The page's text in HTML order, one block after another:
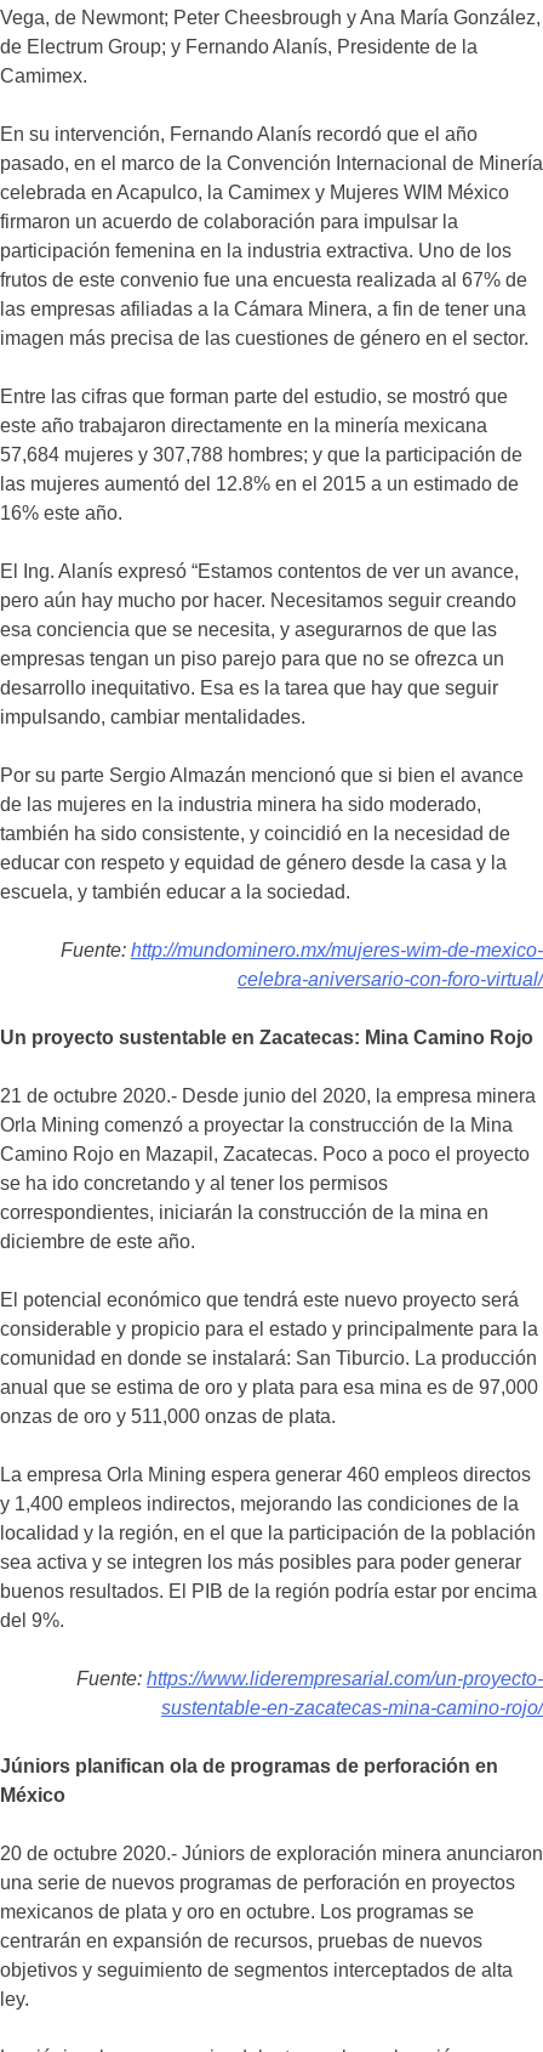
Vega, de Newmont; Peter Cheesbrough y Ana María González,
de Electrum Group; y Fernando Alanís, Presidente de la
Camimex.
En su intervención, Fernando Alanís recordó que el año
pasado, en el marco de la Convención Internacional de Minería
celebrada en Acapulco, la Camimex y Mujeres WIM México
firmaron un acuerdo de colaboración para impulsar la
participación femenina en la industria extractiva. Uno de los
frutos de este convenio fue una encuesta realizada al 67% de
las empresas afiliadas a la Cámara Minera, a fin de tener una
imagen más precisa de las cuestiones de género en el sector.
Entre las cifras que forman parte del estudio, se mostró que
este año trabajaron directamente en la minería mexicana
57,684 mujeres y 307,788 hombres; y que la participación de
las mujeres aumentó del 12.8% en el 2015 a un estimado de
16% este año.
El Ing. Alanís expresó “Estamos contentos de ver un avance,
pero aún hay mucho por hacer. Necesitamos seguir creando
esa conciencia que se necesita, y asegurarnos de que las
empresas tengan un piso parejo para que no se ofrezca un
desarrollo inequitativo. Esa es la tarea que hay que seguir
impulsando, cambiar mentalidades.
Por su parte Sergio Almazán mencionó que si bien el avance
de las mujeres en la industria minera ha sido moderado,
también ha sido consistente, y coincidió en la necesidad de
educar con respeto y equidad de género desde la casa y la
escuela, y también educar a la sociedad.
Fuente: http://mundominero.mx/mujeres-wim-de-mexico-
celebra-aniversario-con-foro-virtual/
Un proyecto sustentable en Zacatecas: Mina Camino Rojo
21 de octubre 2020.- Desde junio del 2020, la empresa minera
Orla Mining comenzó a proyectar la construcción de la Mina
Camino Rojo en Mazapil, Zacatecas. Poco a poco el proyecto
se ha ido concretando y al tener los permisos
correspondientes, iniciarán la construcción de la mina en
diciembre de este año.
El potencial económico que tendrá este nuevo proyecto será
considerable y propicio para el estado y principalmente para la
comunidad en donde se instalará: San Tiburcio. La producción
anual que se estima de oro y plata para esa mina es de 97,000
onzas de oro y 511,000 onzas de plata.
La empresa Orla Mining espera generar 460 empleos directos
y 1,400 empleos indirectos, mejorando las condiciones de la
localidad y la región, en el que la participación de la población
sea activa y se integren los más posibles para poder generar
buenos resultados. El PIB de la región podría estar por encima
del 9%.
Fuente: https://www.liderempresarial.com/un-proyecto-
sustentable-en-zacatecas-mina-camino-rojo/
Júniors planifican ola de programas de perforación en
México
20 de octubre 2020.- Júniors de exploración minera anunciaron
una serie de nuevos programas de perforación en proyectos
mexicanos de plata y oro en octubre. Los programas se
centrarán en expansión de recursos, pruebas de nuevos
objetivos y seguimiento de segmentos interceptados de alta
ley.